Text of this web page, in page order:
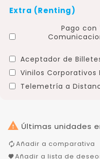
Extra (Renting)
Pago con
Aceptador de
Vinilos Corporativos
Telemetría a
 Últimas unidades
Añadir a comparativa
Añadir a lista de